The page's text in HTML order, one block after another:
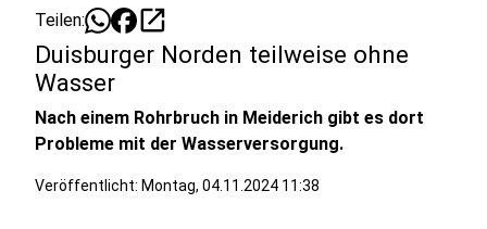
Teilen: open_in_new
Duisburger Norden teilweise ohne
Wasser
Nach einem Rohrbruch in Meiderich gibt es dort
Probleme mit der Wasserversorgung.
Veröffentlicht: Montag, 04.11.2024 11:38